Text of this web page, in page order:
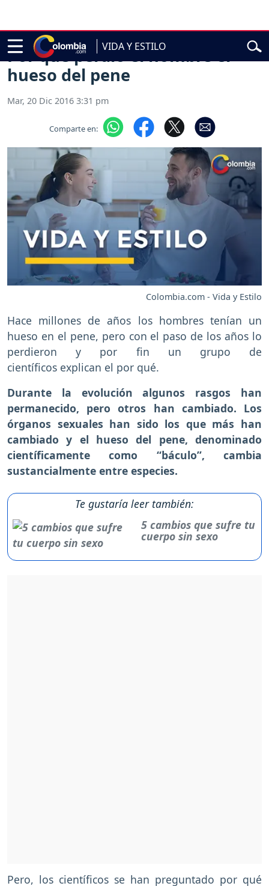
VIDA Y ESTILO
de Abelardo de la Espriella
Por qué perdió el hombre el
hueso del pene
Mar, 20 Dic 2016 3:31 pm
Comparte en:
Colombia.com - Vida y Estilo
Hace millones de años los hombres tenían un
hueso en el pene, pero con el paso de los años lo
perdieron y por fin un grupo de
científicos explican el por qué.
Durante la evolución algunos rasgos han
permanecido, pero otros han cambiado. Los
órganos sexuales han sido los que más han
cambiado y el hueso del pene, denominado
científicamente como “báculo”, cambia
sustancialmente entre especies.
Te gustaría leer también:
5 cambios que sufre tu
cuerpo sin sexo
Pero, los científicos se han preguntado por qué